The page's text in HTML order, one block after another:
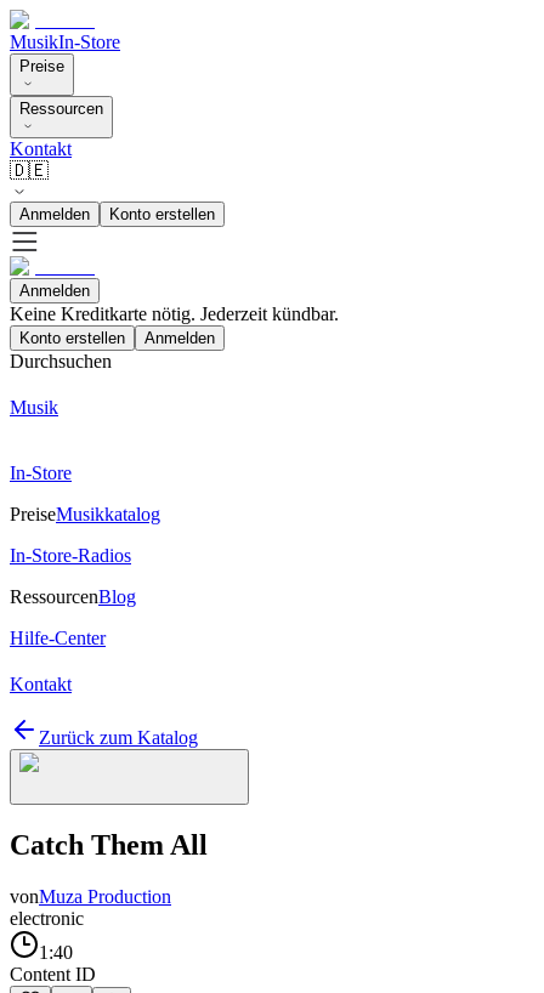
MusikIn-Store
Preise
Ressourcen
Kontakt
🇩🇪
Anmelden Konto erstellen
Anmelden
Keine Kreditkarte nötig. Jederzeit kündbar.
Konto erstellen Anmelden
Durchsuchen
Musik
In-Store
PreiseMusikkatalog
In-Store-Radios
RessourcenBlog
Hilfe-Center
Kontakt
Zurück zum Katalog
Catch Them All
vonMuza Production
electronic
1:40
Content ID